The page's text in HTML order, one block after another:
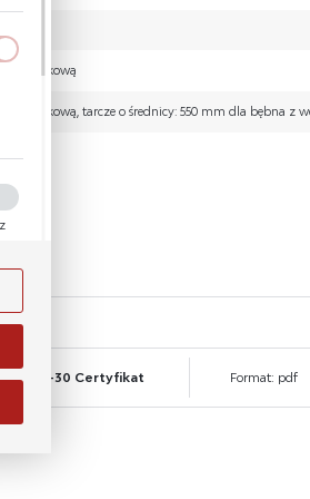
proszkową
proszkową, tarcze o średnicy: 550 mm dla bębna z
- czerwony RAL3000
B-W-30 Certyfikat Format: pdf